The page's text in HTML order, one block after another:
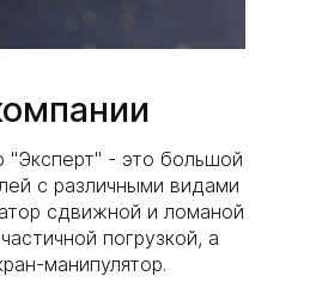
"Эксперт" - это большой
с различными видами
сдвижной и ломаной
погрузкой, а
манипулятор.